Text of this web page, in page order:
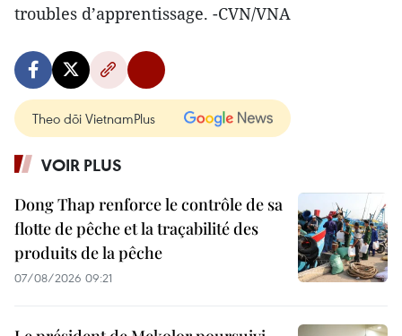
troubles d’apprentissage. -CVN/VNA
Theo dõi VietnamPlus
VOIR PLUS
Dong Thap renforce le contrôle de sa
flotte de pêche et la traçabilité des
produits de la pêche
07/08/2026 09:21